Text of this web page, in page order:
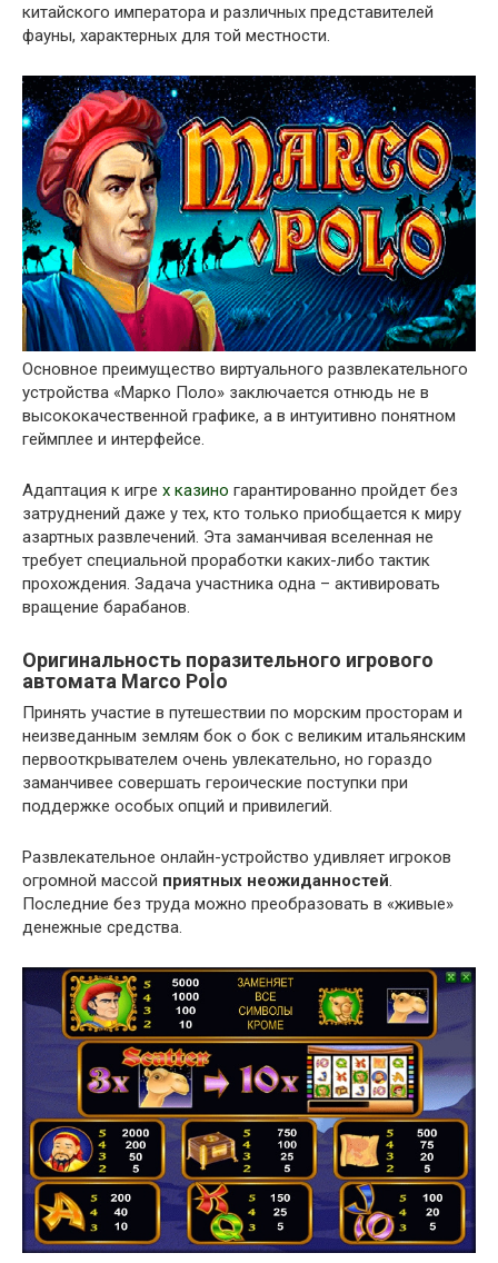
китайского императора и различных представителей
фауны, характерных для той местности.
Основное преимущество виртуального развлекательного
устройства «Марко Поло» заключается отнюдь не в
высококачественной графике, а в интуитивно понятном
геймплее и интерфейсе.
Адаптация к игре х казино гарантированно пройдет без
затруднений даже у тех, кто только приобщается к миру
азартных развлечений. Эта заманчивая вселенная не
требует специальной проработки каких-либо тактик
прохождения. Задача участника одна – активировать
вращение барабанов.
Оригинальность поразительного игрового
автомата Marco Polo
Принять участие в путешествии по морским просторам и
неизведанным землям бок о бок с великим итальянским
первооткрывателем очень увлекательно, но гораздо
заманчивее совершать героические поступки при
поддержке особых опций и привилегий.
Развлекательное онлайн-устройство удивляет игроков
огромной массой приятных неожиданностей.
Последние без труда можно преобразовать в «живые»
денежные средства.